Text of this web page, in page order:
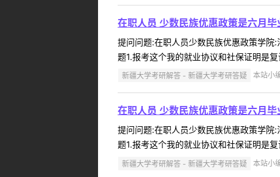
在职人员 少数民族优惠政策是六月
提问问题:在职人员少数民族优惠政策学
题1.报考这个我的就业协议和社保证明是
新疆大学考研解答 - 新疆大学考研答疑 本站小
在职人员 少数民族优惠政策是六月
提问问题:在职人员少数民族优惠政策学
题1.报考这个我的就业协议和社保证明是
新疆大学考研解答 - 新疆大学考研答疑 本站小